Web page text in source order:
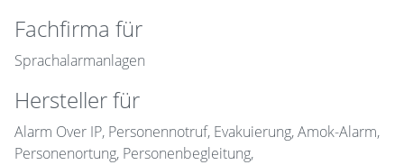
Fachfirma für
Sprachalarmanlagen
Hersteller für
Alarm Over IP, Personennotruf, Evakuierung, Amok-Alarm,
Personenortung, Personenbegleitung,